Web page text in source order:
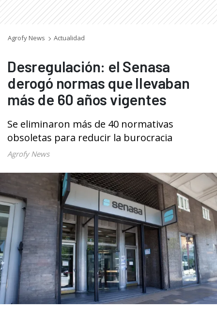
Agrofy News Actualidad
Desregulación: el Senasa
derogó normas que llevaban
más de 60 años vigentes
Se eliminaron más de 40 normativas
obsoletas para reducir la burocracia
Agrofy News